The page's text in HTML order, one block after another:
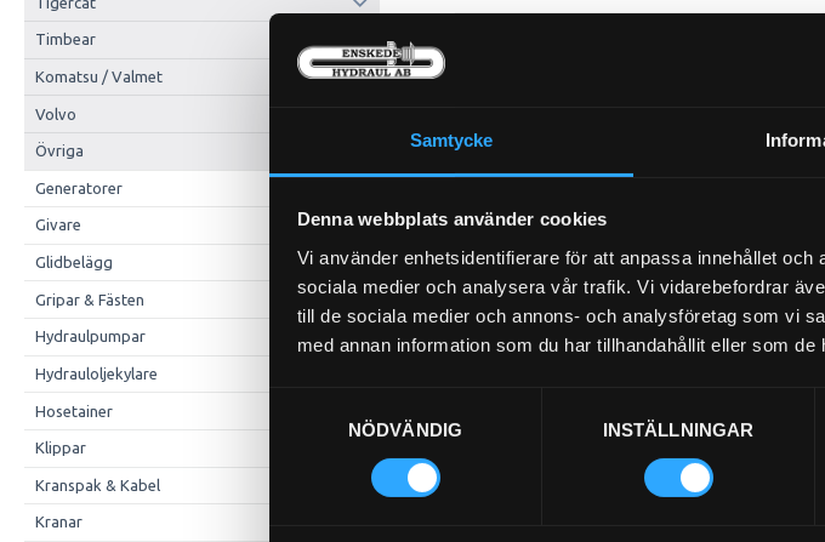
Samtycke
Denna webbplats använder cookies
Vi använder enhetsidentifierare för att anpassa innehållet
sociala medier och analysera vår trafik. Vi vidarebefordrar
till de sociala medier och annons- och analysföretag som vi
med annan information som du har tillhandahållit eller som
NÖDVÄNDIG
INSTÄLLNINGAR
Timbear
Komatsu / Valmet
Volvo
Övriga
Generatorer
Givare
Glidbelägg
Gripar & Fästen
Hydraulpumpar
Hydrauloljekylare
Hosetainer
Klippar
Kranspak & Kabel
Kranar